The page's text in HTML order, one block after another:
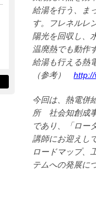
給湯を行う、ま
す。フレネルレ
陽光を回収し、
温廃熱でも動作
給湯も行える熱
（参考）
今回は、熱電併
所 社会知創成
であり、「ロー
講師にお迎えし
ロードマップ、
テムへの発展に